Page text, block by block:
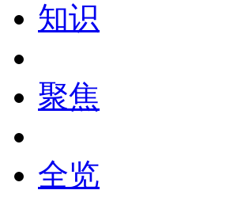
知识
聚焦
全览